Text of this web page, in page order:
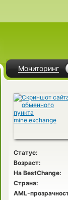
Мониторинг
Статус:
Возраст:
На BestChange:
Страна:
AML-